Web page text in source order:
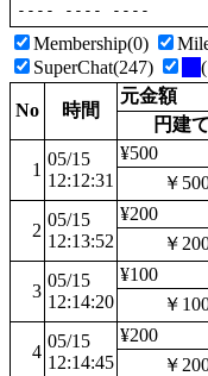
Membership(0)
SuperChat(247)
No 時間
元金額
円建て
1
05/15
12:12:31
¥500
￥
2
05/15
12:13:52
¥200
￥
3
05/15
12:14:20
¥100
￥
4
05/15
12:14:45
¥200
￥